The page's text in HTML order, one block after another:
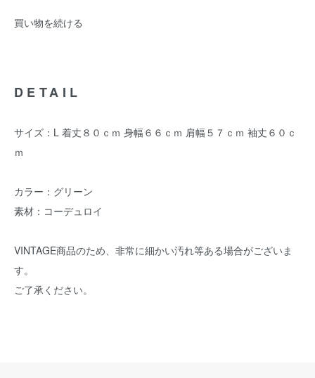
買い物を続ける
DETAIL
サイズ：L 着丈８０ｃｍ 身幅６６ｃｍ 肩幅５７ｃｍ 袖丈６０ｃ
ｍ
カラー：グリーン
素材：コーデュロイ
VINTAGE商品のため、非常に細かい汚れ等ある場合がございま
す。
ご了承ください。